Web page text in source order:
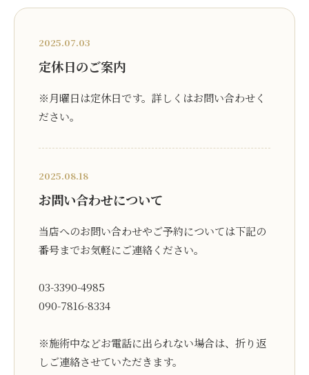
2025.07.03
定休日のご案内
※月曜日は定休日です。詳しくはお問い合わせく
ださい。
2025.08.18
お問い合わせについて
当店へのお問い合わせやご予約については下記の
番号までお気軽にご連絡ください。
03-3390-4985
090-7816-8334
※施術中などお電話に出られない場合は、折り返
しご連絡させていただきます。